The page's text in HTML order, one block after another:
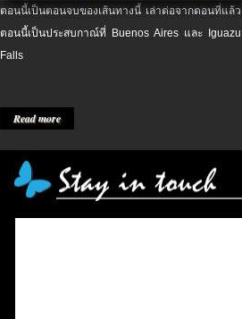
ตอนนี้เป็นตอนจบของเส้นทางนี้ เล่าต่อจากตอนที่แล้ว
ตอนนี้เป็นประสบกาณ์ที่ Buenos Aires และ Iguazu
Falls
Read more